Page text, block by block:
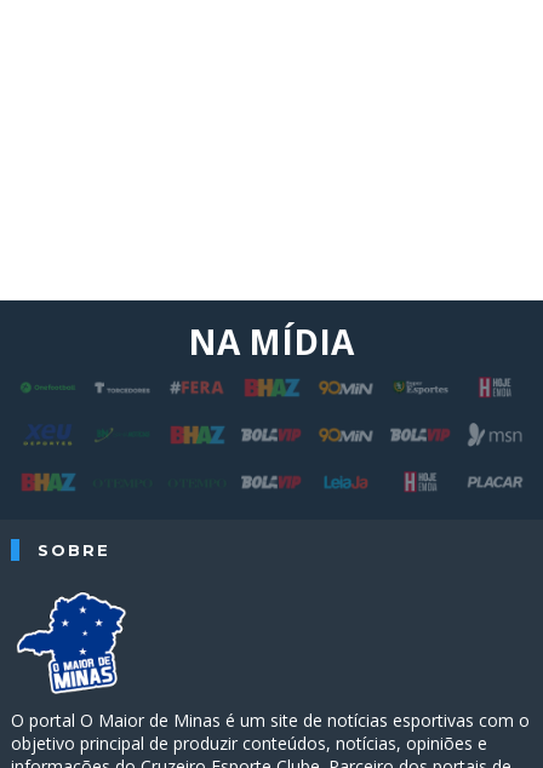
NA MÍDIA
SOBRE
O portal O Maior de Minas é um site de notícias esportivas com o
objetivo principal de produzir conteúdos, notícias, opiniões e